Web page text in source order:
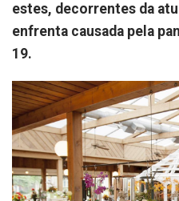
estes, decorrentes da
enfrenta causada pela
19.